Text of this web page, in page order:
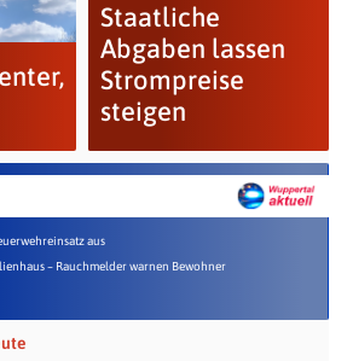
Staatliche
Abgaben lassen
Strompreise
steigen
aus
– Rauchmelder warnen Bewohner